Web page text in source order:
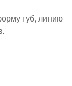
губ, линию